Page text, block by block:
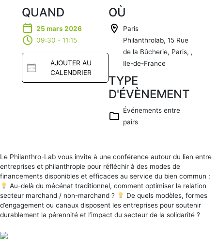
QUAND
25 mars 2026
09:30 - 11:15
AJOUTER AU
CALENDRIER
Office 365
Outlook
Live
OÙ
Paris
Philanthrolab, 15 Rue
de la Bûcherie, Paris, ,
Ile-de-France
TYPE
D'ÉVÈNEMENT
Événements entre
pairs
Le Philanthro-Lab vous invite à une conférence autour du lien entre
entreprises et philanthropie pour réfléchir à des modes de
financements disponibles et efficaces au service du bien commun :
Au-delà du mécénat traditionnel, comment optimiser la relation
secteur marchand / non-marchand ?
De quels modèles, formes
d’engagement ou canaux disposent les entreprises pour soutenir
durablement la pérennité et l’impact du secteur de la solidarité ?